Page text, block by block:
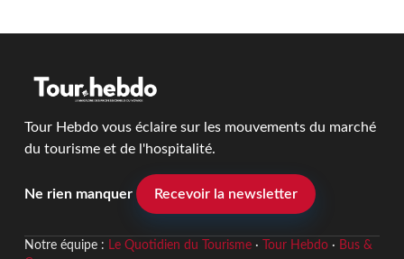
Tour Hebdo vous éclaire sur les mouvements du marché
du tourisme et de l'hospitalité.
Ne rien manquer Recevoir la newsletter
Notre équipe : Le Quotidien du Tourisme· Tour Hebdo· Bus &